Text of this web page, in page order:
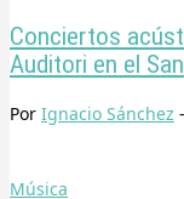
Conciertos
Auditori en el
Por Ignacio Sánchez -
Música